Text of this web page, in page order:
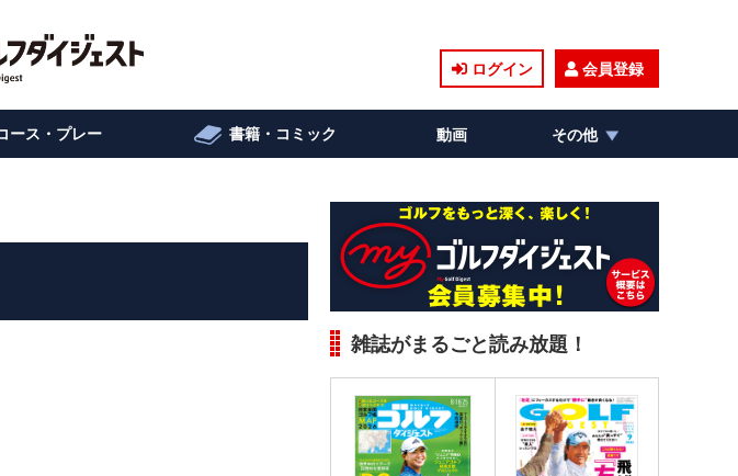
ログイン 会員登録
ース・プレー 書籍・コミック 動画 その他
雑誌がまるごと読み放題！